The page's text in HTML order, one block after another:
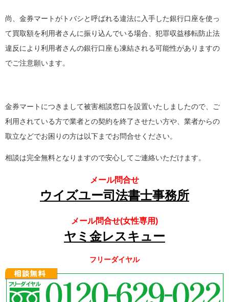
尚、金券マートがトバシと呼ばれる違法に入手した銀行口座を使っ
て買取額を利用者さんに振り込んでいる場合、犯罪収益移転防止法
違反により利用者さんの銀行口座も凍結される可能性がありますの
でご注意願います。
金券マートにつきまして被害相談窓口を設置いたしましたので、ご
利用されている方で業者との契約を終了させたい方や、業者からの
取立などでお困りの方は以下までお問合せください。
相談は完全無料となりますので安心してご連絡いただけます。
メール問合せ
ウイズユー司法書士事務所
メール問合せ(女性専用)
ヤミ金レスキュー
フリーダイヤル